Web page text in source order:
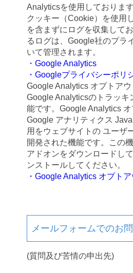
Analyticsを使用しておりま
クッキー（Cookie）を使用
を含まずにログを収集して
るログは、Google社のプラ
いて管理されます。
・Google Analytics
・Googleプライバシーポリ
Google Analytics オプトア
Google Analyticsのトラッ
能です。Google Analytics オ
Google アナリティクス
用をウェブサイトの ユーザ
開発された機能です。この
アドオンをダウンロードし
ンストールしてください。
・Google Analytics オプト
メールフォームでのお
(質問及び苦情の申出先)